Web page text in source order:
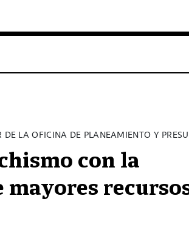
LA OFICINA DE PLANEAMIENTO Y
con la
mayores